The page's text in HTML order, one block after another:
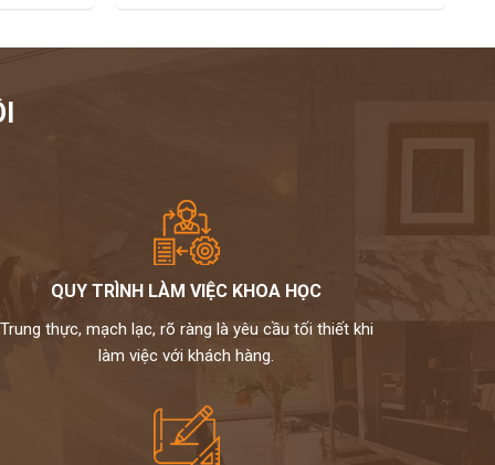
QUY TRÌNH LÀM VIỆC KHOA HỌC
Trung thực, mạch lạc, rõ ràng là yêu cầu tối thiết khi
làm việc với khách hàng.